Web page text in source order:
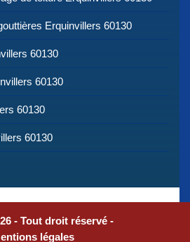
Erquinvillers 60130
60130
60130
60130
60130
- Tout droit réservé -
légales